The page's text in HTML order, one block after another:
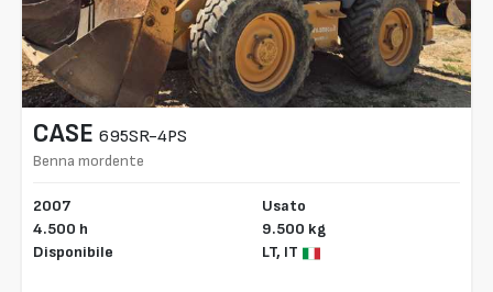
CASE 695SR-4PS
Benna mordente
2007
4.500 h
Disponibile
Usato
9.500 kg
LT, IT